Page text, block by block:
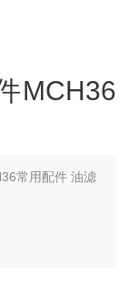
MCH36
常用配件 油滤